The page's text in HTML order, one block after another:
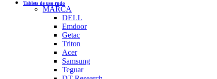
Tablets de uso rudo
MARCA
DELL
Emdoor
Getac
Triton
Acer
Samsung
Teguar